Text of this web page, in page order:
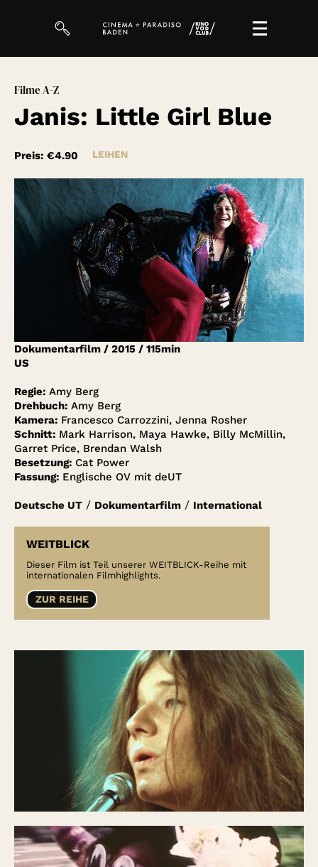
Magazin
Events
So geht’s
Filmpakete
Gutscheine
& Filmpässe
Account
Suche
Filme A-Z
Janis: Little Girl Blue
Preis: €4.90 LEIHEN
Dokumentarfilm / 2015 / 115min
US
Regie: Amy Berg
Drehbuch: Amy Berg
Kamera: Francesco Carrozzini, Jenna Rosher
Schnitt: Mark Harrison, Maya Hawke, Billy McMillin,
Garret Price, Brendan Walsh
Besetzung: Cat Power
Fassung: Englische OV mit deUT
Deutsche UT / Dokumentarfilm / International
WEITBLICK
Dieser Film ist Teil unserer WEITBLICK-Reihe mit
internationalen Filmhighlights.
ZUR REIHE